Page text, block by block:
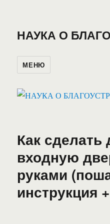
НАУКА О
МЕНЮ
Как сделать
входную
руками
инструкция